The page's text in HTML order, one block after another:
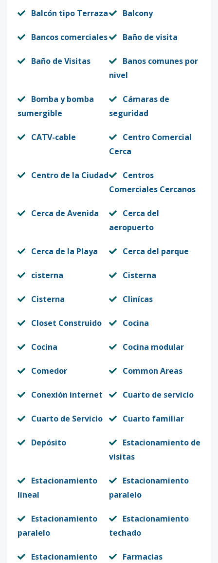
Balcón tipo Terraza Balcony
Bancos comerciales Baño de visita
Baño de Visitas
Banos comunes por
nivel
Bomba y bomba
sumergible
Cámaras de
seguridad
CATV-cable
Centro Comercial
Cerca
Centro de la Ciudad
Centros
Comerciales Cercanos
Cerca de Avenida
Cerca del
aeropuerto
Cerca de la Playa Cerca del parque
cisterna Cisterna
Cisterna Clinícas
Closet Construido Cocina
Cocina Cocina modular
Comedor Common Areas
Conexión internet Cuarto de servicio
Cuarto de Servicio Cuarto familiar
Depósito
Estacionamiento de
visitas
Estacionamiento
lineal
Estacionamiento
paralelo
Estacionamiento
paralelo
Estacionamiento
techado
Estacionamiento
Farmacias